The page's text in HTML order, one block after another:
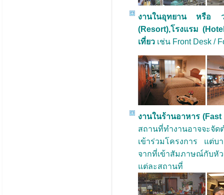
งานในอุทยาน หรือ
(Resort),โรงแรม
เที่ยว เช่น Front Desk /
งานในร้านอาหาร
สถานที่ทำงานอาจจะจัด
เข้าร่วมโครงการ แต่บ
จากที่เข้าสัมภาษณ์กับหั
แต่ละสถานที่